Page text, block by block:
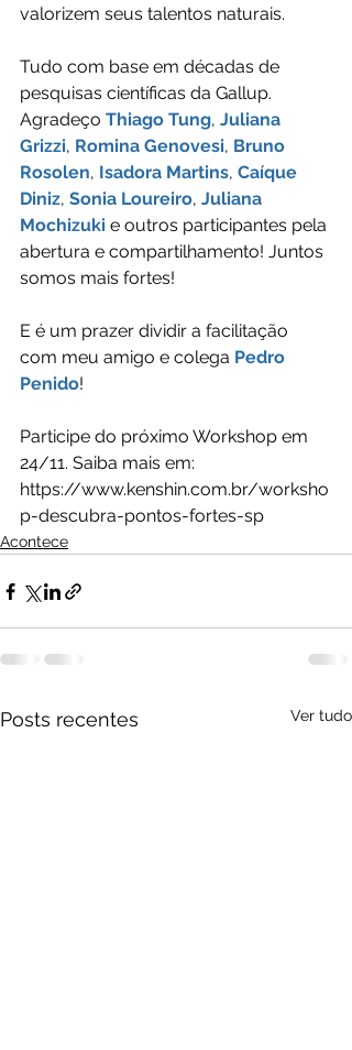
valorizem seus talentos naturais.
Tudo com base em décadas de
pesquisas científicas da Gallup.
Agradeço Thiago Tung, Juliana
Grizzi, Romina Genovesi, Bruno
Rosolen, Isadora Martins, Caíque
Diniz, Sonia Loureiro, Juliana
Mochizuki e outros participantes pela
abertura e compartilhamento! Juntos
somos mais fortes!
E é um prazer dividir a facilitação
com meu amigo e colega Pedro
Penido!
Participe do próximo Workshop em
24/11. Saiba mais em:
https://www.kenshin.com.br/worksho
p-descubra-pontos-fortes-sp
Acontece
Posts recentes Ver tudo